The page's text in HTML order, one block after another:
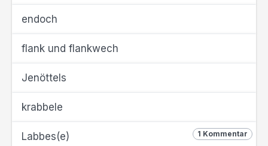
endoch
flank und flankwech
Jenöttels
krabbele
1 Kommentar
Labbes(e)